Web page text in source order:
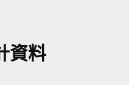
資料